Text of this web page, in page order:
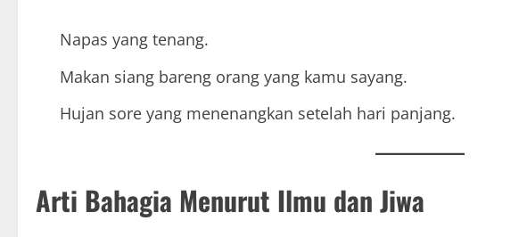
Napas yang tenang.
Makan siang bareng orang yang kamu sayang.
Hujan sore yang menenangkan setelah hari panjang.
Arti Bahagia Menurut Ilmu dan Jiwa